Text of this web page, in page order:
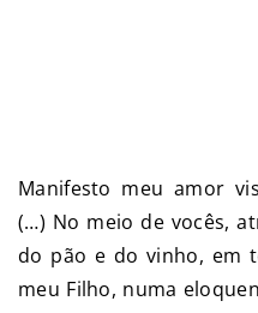
Manifesto meu amor
(…) No meio de vocês,
do pão e do vinho, em
meu Filho, numa